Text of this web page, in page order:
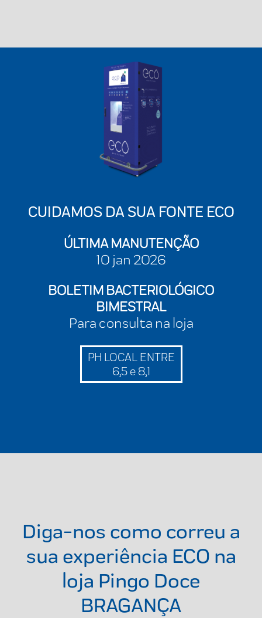
CUIDAMOS DA SUA FONTE ECO
ÚLTIMA MANUTENÇÃO
10 jan 2026
BOLETIM BACTERIOLÓGICO
BIMESTRAL
Para consulta na loja
PH LOCAL ENTRE
6,5 e 8,1
Diga-nos como correu a
sua experiência ECO na
loja Pingo Doce
BRAGANÇA